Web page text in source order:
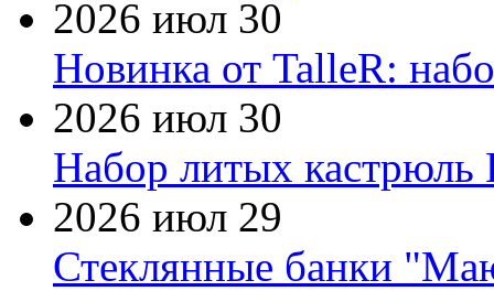
2026 июл 30
Новинка от TalleR:
2026 июл 30
Набор литых кастрюль
2026 июл 29
Стеклянные банки